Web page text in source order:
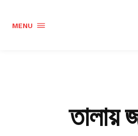
MENU
তালায়